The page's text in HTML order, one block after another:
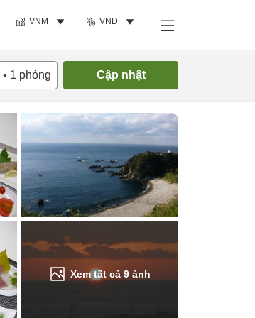
VNM VND
• 1 phòng Cập nhật
Xem tất cả9 ảnh
Tìm phòng trống